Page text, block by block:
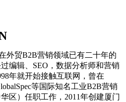
外贸B2B营销领域已有二十年的
编辑、SEO，数据分析师和营销
年就开始接触互联网，曾在
等国际知名工业B2B营销
区）任职工作，2011年创建厦门